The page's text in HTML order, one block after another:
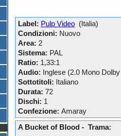
Label: Pulp Video (Italia)
Condizioni: Nuovo
Area: 2
Sistema: PAL
Ratio: 1,33:1
Audio: Inglese (2.0 Mono
Sottotitoli: Italiano
Durata: 72
Dischi: 1
Confezione: Amaray
A Bucket of Blood - Trama: